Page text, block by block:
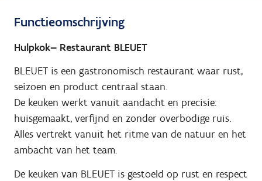
Functieomschrijving
Hulpkok— Restaurant BLEUET
BLEUET is een gastronomisch restaurant waar rust,
seizoen en product centraal staan.
De keuken werkt vanuit aandacht en precisie:
huisgemaakt, verfijnd en zonder overbodige ruis.
Alles vertrekt vanuit het ritme van de natuur en het
ambacht van het team.
De keuken van BLEUET is gestoeld op rust en respect